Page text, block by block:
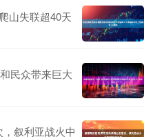
山失联超40天
民众带来巨大
叙利亚战火中